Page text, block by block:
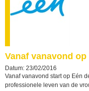
Vanaf vanavond
Datum: 23/02/2016
Vanaf vanavond start op Eén
professionele leven van de